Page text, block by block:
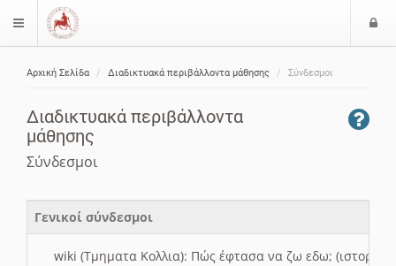
$langMenu
Αρχική Σελίδα Διαδικτυακά περιβάλλοντα μάθησης Σύνδεσμοι
Διαδικτυακά περιβάλλοντα
μάθησης
Σύνδεσμοι
Γενικοί σύνδεσμοι
wiki (Τμηματα Κολλια): Πώς έφτασα να ζω εδω; (ιστορια)